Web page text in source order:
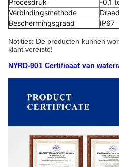
Procesdruk
-0,1
Verbindingsmethode
Draad
Beschermingsgraad
IP67
Notities: De producten kunnen
klant vereiste!
NYRD-901 Certificaat van